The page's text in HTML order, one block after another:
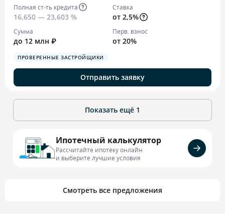
Полная ст-ть кредита
16,650 — 23,603 %
Ставка
от 2,5%
Сумма
до 12 млн ₽
Перв. взнос
от 20%
ПРОВЕРЕННЫЕ ЗАСТРОЙЩИКИ
Отправить заявку
Показать ещё 1
Ипотечный калькулятор
Рассчитайте ипотеку онлайн
и выберите лучшие условия
Смотреть все предложения